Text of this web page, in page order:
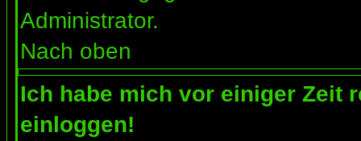
Administrator.
Nach oben
Ich habe mich vor einiger Zeit
einloggen!